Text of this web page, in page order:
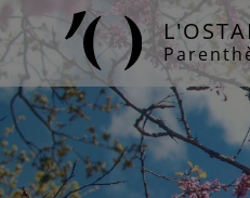
Panneau de gestion des